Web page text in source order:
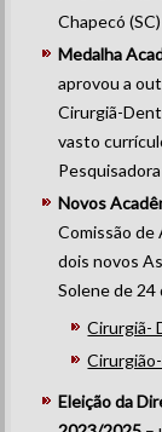
Chapecó (SC)
Medalha
aprovou a
Cirurgiã-
vasto
Novos
Comissão de
dois novos
Solene de
Cirurgiã-
Eleição da